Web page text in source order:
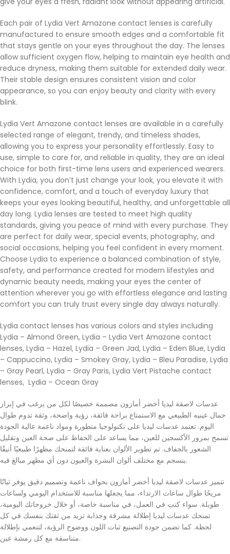
Each pair of Lydia Vert Amazone contact lenses is carefully
manufactured to ensure smooth edges and a comfortable fit
that stays gentle on your eyes throughout the day. The lenses
allow sufficient oxygen flow, helping to maintain eye health and
reduce dryness, making them suitable for extended daily wear.
Their stable design ensures consistent vision and color
appearance, so you can enjoy beauty and clarity with every
blink.
Lydia Vert Amazone contact lenses are available in a carefully
selected range of elegant, trendy, and timeless shades,
allowing you to express your personality effortlessly. Easy to
use, simple to care for, and reliable in quality, they are an ideal
choice for both first-time lens users and experienced wearers.
With Lydia, you don’t just change your look, you elevate it with
confidence, comfort, and a touch of everyday luxury that
keeps your eyes looking beautiful, healthy, and unforgettable all
day long. Lydia lenses are tested to meet high quality
standards, giving you peace of mind with every purchase. They
are perfect for daily wear, special events, photography, and
social occasions, helping you feel confident in every moment.
Choose Lydia to experience a balanced combination of style,
safety, and performance created for modern lifestyles and
dynamic beauty needs, making your eyes the center of
attention wherever you go with effortless elegance and lasting
comfort you can truly trust every single day always naturally.
Lydia contact lenses has various colors and styles including
Lydia – Almond Green, Lydia – Lydia Vert Amazone contact
lenses, Lydia – Hazel, Lydia – Green Jad, Lydia – Eden Blue, Lydia
– Cappuccino, Lydia – Smokey Gray, Lydia – Bleu Paradise, Lydia
– Gray Pearl, Lydia – Gray Paris, Lydia Vert Pistache contact
lenses, Lydia – Ocean Gray
عدسات لاصقة ليديا أخضر أمازون مصممة خصيصًا لكل من يرغب في إبراز
جمال عينيه الطبيعي مع الاستمتاع براحة فائقة، رؤية واضحة، وثقة تدوم طوال
اليوم. تعتمد عدسات ليديا على تكنولوجيا متطورة ومواد ناعمة عالية الجودة
تسمح بمرور الأكسجين للعين، مما يساعد على الحفاظ على صحة العين وتقليل
الشعور بالجفاف. تم تطوير الألوان بعناية فائقة لتمنحك مظهرًا طبيعيًا أنيقًا
ينسجم مع مختلف ألوان البشرة والعيون دون أي مظهر مبالغ فيه.
تتميز عدسات لاصقة ليديا أخضر أمازون بحواف ناعمة وتصميم دقيق يوفر ثباتًا
مريحًا طوال ساعات الارتداء، مما يجعلها مناسبة للاستخدام اليومي ولساعات
طويلة. سواء كنتِ في العمل، في مناسبة خاصة، أو خلال خروجاتك اليومية،
تمنحك عدسات ليديا إطلالة مشرقة وجذابة تزيد من ثقتك بنفسك في كل
لحظة. كما تضمن جودة التصنيع ثبات اللون ووضوح الرؤية، لتنعمي بإطلالة
متناسقة مع كل رمشة عين.